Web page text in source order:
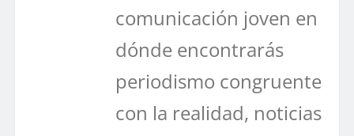
comunicación joven en
dónde encontrarás
periodismo congruente
con la realidad, noticias